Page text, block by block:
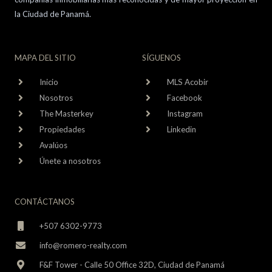
la Ciudad de Panamá.
MAPA DEL SITIO
Inicio
Nosotros
The Masterkey
Propiedades
Avalúos
Únete a nosotros
SÍGUENOS
MLS Acobir
Facebook
Instagram
Linkedin
CONTÁCTANOS
+507 6302-9773
info@romero-realty.com
F&F Tower - Calle 50 Office 32D, Ciudad de Panamá